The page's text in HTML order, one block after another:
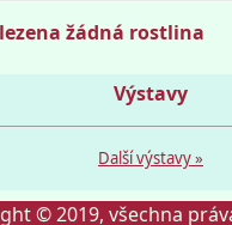
žádná rostlina
Výstavy
Další výstavy »
© 2019, všechna